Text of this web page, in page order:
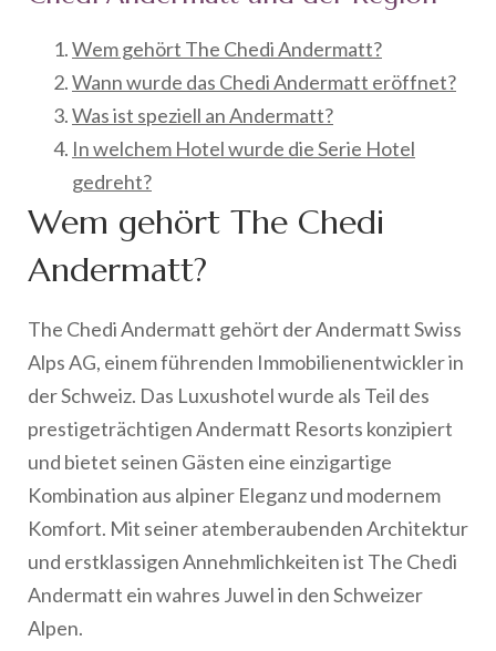
Wem gehört The Chedi Andermatt?
Wann wurde das Chedi Andermatt eröffnet?
Was ist speziell an Andermatt?
In welchem Hotel wurde die Serie Hotel
gedreht?
Wem gehört The Chedi
Andermatt?
The Chedi Andermatt gehört der Andermatt Swiss
Alps AG, einem führenden Immobilienentwickler in
der Schweiz. Das Luxushotel wurde als Teil des
prestigeträchtigen Andermatt Resorts konzipiert
und bietet seinen Gästen eine einzigartige
Kombination aus alpiner Eleganz und modernem
Komfort. Mit seiner atemberaubenden Architektur
und erstklassigen Annehmlichkeiten ist The Chedi
Andermatt ein wahres Juwel in den Schweizer
Alpen.